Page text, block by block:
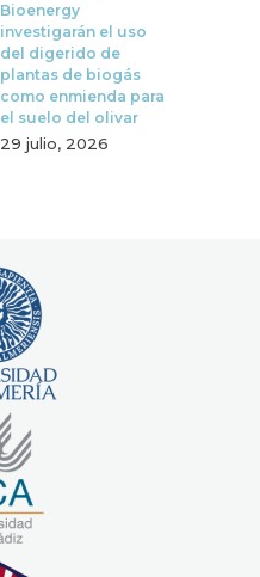
Bioenergy
investigarán el uso
del digerido de
plantas de biogás
como enmienda para
el suelo del olivar
29 julio, 2026